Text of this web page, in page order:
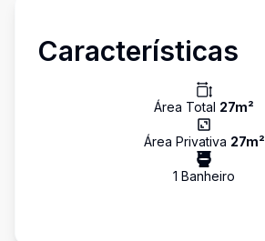
Características
Área Total 27m²
Área Privativa 27m²
1 Banheiro